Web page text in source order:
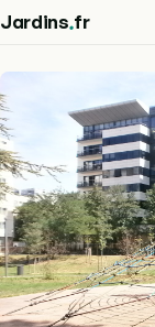
Jardins.fr